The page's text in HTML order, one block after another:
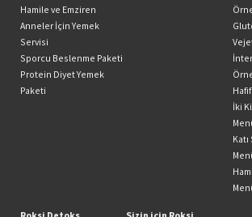
Hamile ve Emziren
Anneler İçin Yemek
Servisi
Sporcu Beslenme Paketi
Protein Diyet Yemek
Paketi
İki